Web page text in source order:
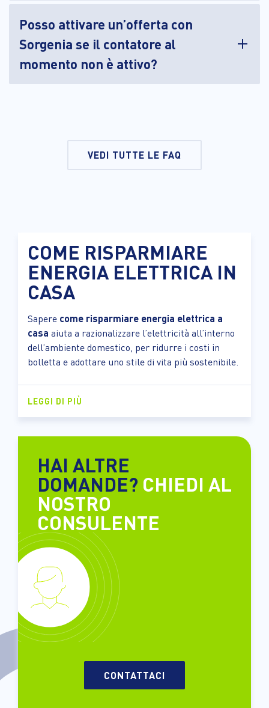
Posso attivare un’offerta con
Sorgenia se il contatore al
momento non è attivo?
VEDI TUTTE LE FAQ
COME RISPARMIARE
ENERGIA ELETTRICA IN
CASA
Sapere come risparmiare energia elettrica a
casa aiuta a razionalizzare l’elettricità all’interno
dell’ambiente domestico, per ridurre i costi in
bolletta e adottare uno stile di vita più sostenibile.
LEGGI DI PIÙ
HAI ALTRE
DOMANDE? CHIEDI AL
NOSTRO
CONSULENTE
CONTATTACI